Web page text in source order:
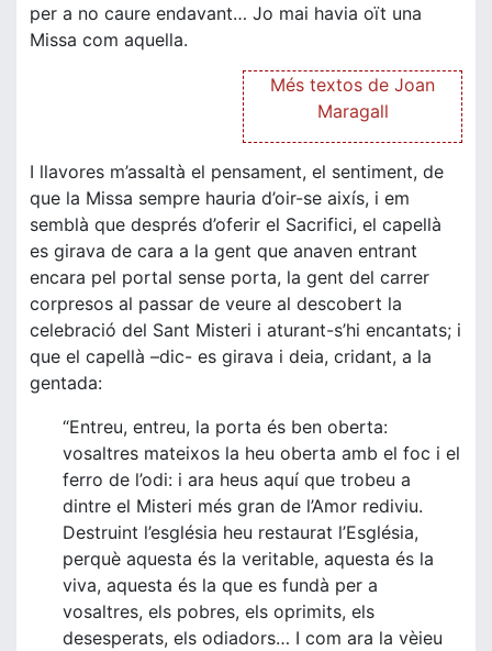
per a no caure endavant… Jo mai havia oït una
Missa com aquella.
Més textos de Joan
Maragall
I llavores m’assaltà el pensament, el sentiment, de
que la Missa sempre hauria d’oir-se aixís, i em
semblà que després d’oferir el Sacrifici, el capellà
es girava de cara a la gent que anaven entrant
encara pel portal sense porta, la gent del carrer
corpresos al passar de veure al descobert la
celebració del Sant Misteri i aturant-s’hi encantats; i
que el capellà –dic- es girava i deia, cridant, a la
gentada:
“Entreu, entreu, la porta és ben oberta:
vosaltres mateixos la heu oberta amb el foc i el
ferro de l’odi: i ara heus aquí que trobeu a
dintre el Misteri més gran de l’Amor rediviu.
Destruint l’església heu restaurat l’Església,
perquè aquesta és la veritable, aquesta és la
viva, aquesta és la que es fundà per a
vosaltres, els pobres, els oprimits, els
desesperats, els odiadors… I com ara la vèieu